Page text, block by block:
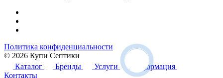
Политика конфиденциальности
© 2026 Купи Септики
Каталог
Бренды Услуги
Информация
Контакты